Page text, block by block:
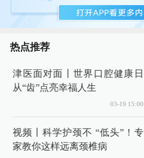
热点推荐
津医面对面丨世界口腔健康日
从“齿”点亮幸福人生
03-19 15:00
视频丨科学护颈不 “低头”！专
家教你这样远离颈椎病